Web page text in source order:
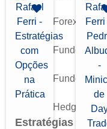
Forex 0)
Fundos de
Fundos de
Hedge 0)
Estratégias